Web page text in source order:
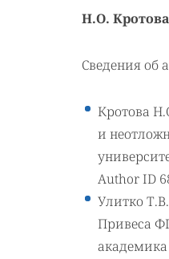
Н.О.
Сведения об
Кротова
и
Author ID
Улитко
Привеса